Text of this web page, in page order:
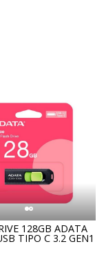
128GB ADATA
TIPO C 3.2 GEN1